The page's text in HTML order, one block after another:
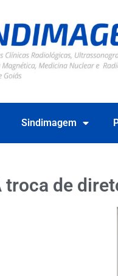
Sindimagem
troca de